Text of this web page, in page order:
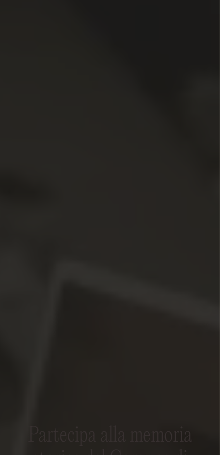
Partecipa alla memoria